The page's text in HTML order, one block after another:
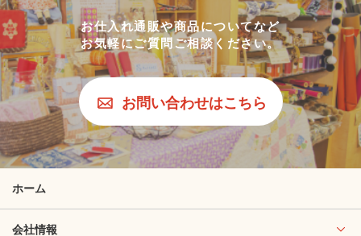
お仕入れ通販や商品についてなど
お気軽にご質問ご相談ください。
お問い合わせはこちら
ホーム
会社情報